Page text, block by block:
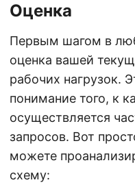
Оценка
Первым шагом в
оценка вашей
рабочих нагрузок.
понимание того, к
осуществляется
запросов. Вот
можете
схему: